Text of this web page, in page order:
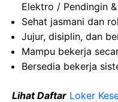
Elektro / Pendingin
Sehat jasmani dan
Jujur, disiplin, dan
Mampu bekerja
Bersedia bekerja
Lihat Daftar Loker